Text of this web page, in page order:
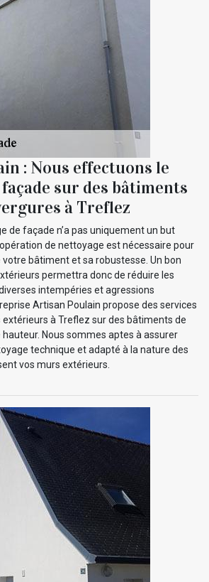
: Nous effectuons le
sur des bâtiments
à Treflez
de façade n’a pas uniquement un but
de nettoyage est nécessaire pour
bâtiment et sa robustesse. Un bon
permettra donc de réduire les
intempéries et agressions
Artisan Poulain propose des services
à Treflez sur des bâtiments de
Nous sommes aptes à assurer
technique et adapté à la nature des
vos murs extérieurs.